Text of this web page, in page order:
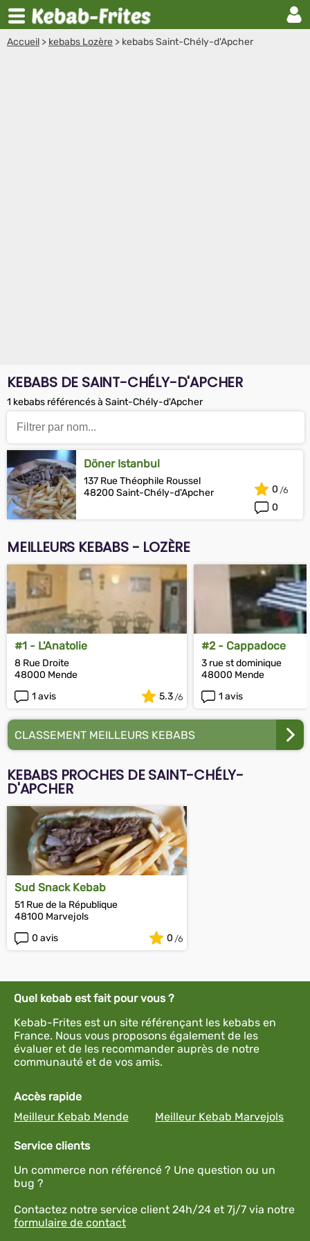
Accueil > kebabs Lozère > kebabs Saint-Chély-d'Apcher
KEBABS DE SAINT-CHÉLY-D'APCHER
1 kebabs référencés à Saint-Chély-d'Apcher
Döner Istanbul
137 Rue Théophile Roussel
48200 Saint-Chély-d'Apcher
0
0
MEILLEURS KEBABS - LOZÈRE
#1 - L'Anatolie
8 Rue Droite
48000 Mende
1 avis
5.3
#2 - Cappadoce
3 rue st dominique
48000 Mende
1 avis
CLASSEMENT MEILLEURS KEBABS
KEBABS PROCHES DE SAINT-CHÉLY-
D'APCHER
Sud Snack Kebab
51 Rue de la République
48100 Marvejols
0 avis
0
Quel kebab est fait pour vous ?
Kebab-Frites est un site référençant les kebabs en
France. Nous vous proposons également de les
évaluer et de les recommander auprès de notre
communauté et de vos amis.
Accès rapide
Meilleur Kebab Mende
Meilleur Kebab Marvejols
Service clients
Un commerce non référencé ? Une question ou un
bug ?
Contactez notre service client 24h/24 et 7j/7 via notre
formulaire de contact